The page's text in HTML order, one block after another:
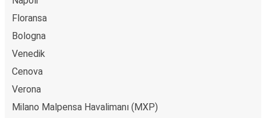
Floransa
Bologna
Venedik
Cenova
Verona
Milano Malpensa Havalimanı (MXP)